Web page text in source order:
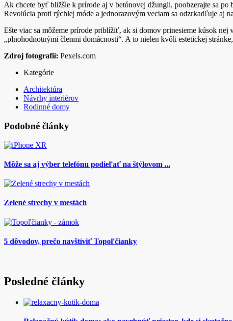
Ak chcete byť bližšie k prírode aj v betónovej džungli, poobzerajte sa
Revolúcia proti rýchlej móde a jednorazovým veciam sa odzrkadľuje aj
Ešte viac sa môžeme prírode priblížiť, ak si domov prinesieme kúsok
„plnohodnotnými členmi domácnosti“. A to nielen kvôli estetickej
Zdroj fotografií: Pexels.com
Kategórie
Architektúra
Návrhy interiérov
Rodinné domy
Podobné články
Môže sa aj výber telefónu podieľať na štýlovom ...
Zelené strechy v mestách
5 dôvodov, prečo navštíviť Topoľčianky
Posledné články